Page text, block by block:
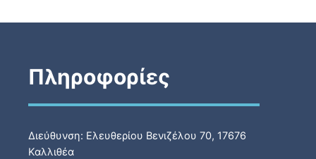
Πληροφορίες
Διεύθυνση: Ελευθερίου Βενιζέλου 70, 17676
Καλλιθέα